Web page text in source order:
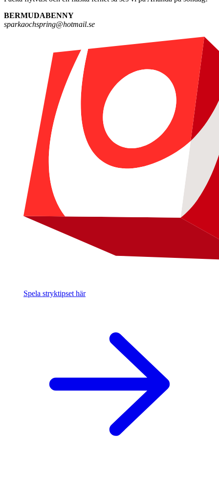
BERMUDABENNY
sparkaochspring@hotmail.se
Spela stryktipset här